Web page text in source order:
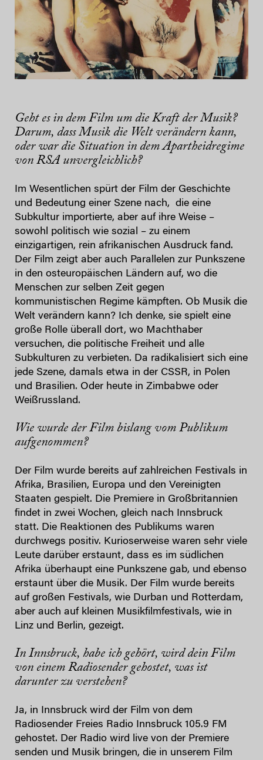
Geht es in dem Film um die Kraft der Musik?
Darum, dass Musik die Welt verändern kann,
oder war die Situation in dem Apartheidregime
von RSA unvergleichlich?
Im Wesentlichen spürt der Film der Geschichte
und Bedeutung einer Szene nach, die eine
Subkultur importierte, aber auf ihre Weise –
sowohl politisch wie sozial – zu einem
einzigartigen, rein afrikanischen Ausdruck fand.
Der Film zeigt aber auch Parallelen zur Punkszene
in den osteuropäischen Ländern auf, wo die
Menschen zur selben Zeit gegen
kommunistischen Regime kämpften. Ob Musik die
Welt verändern kann? Ich denke, sie spielt eine
große Rolle überall dort, wo Machthaber
versuchen, die politische Freiheit und alle
Subkulturen zu verbieten. Da radikalisiert sich eine
jede Szene, damals etwa in der CSSR, in Polen
und Brasilien. Oder heute in Zimbabwe oder
Weißrussland.
Wie wurde der Film bislang vom Publikum
aufgenommen?
Der Film wurde bereits auf zahlreichen Festivals in
Afrika, Brasilien, Europa und den Vereinigten
Staaten gespielt. Die Premiere in Großbritannien
findet in zwei Wochen, gleich nach Innsbruck
statt. Die Reaktionen des Publikums waren
durchwegs positiv. Kurioserweise waren sehr viele
Leute darüber erstaunt, dass es im südlichen
Afrika überhaupt eine Punkszene gab, und ebenso
erstaunt über die Musik. Der Film wurde bereits
auf großen Festivals, wie Durban und Rotterdam,
aber auch auf kleinen Musikfilmfestivals, wie in
Linz und Berlin, gezeigt.
In Innsbruck, habe ich gehört, wird dein Film
von einem Radiosender gehostet, was ist
darunter zu verstehen?
Ja, in Innsbruck wird der Film von dem
Radiosender Freies Radio Innsbruck 105.9 FM
gehostet. Der Radio wird live von der Premiere
senden und Musik bringen, die in unserem Film